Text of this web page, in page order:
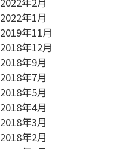
2022年1月
2019年11月
2018年12月
2018年9月
2018年7月
2018年5月
2018年4月
2018年3月
2018年2月